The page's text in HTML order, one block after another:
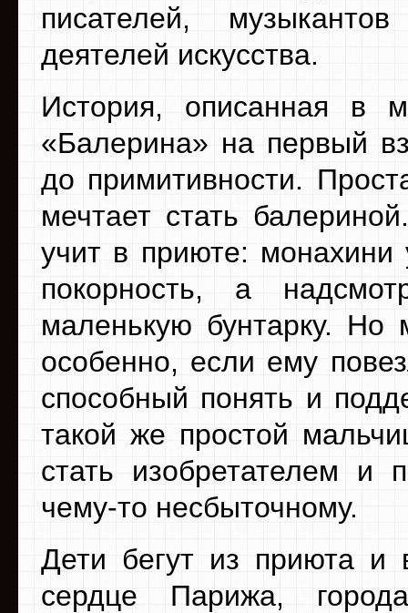
писателей,
деятелей искусства.
История, описанная в
«Балерина» на первый
до примитивности.
мечтает стать
учит в приюте: монахини
покорность, а
маленькую бунтарку. Но
особенно, если ему
способный понять и
такой же простой
стать изобретателем и
чему-то несбыточному.
Дети бегут из приюта и
сердце Парижа,